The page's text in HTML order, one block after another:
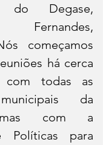
Degase,
começamos
há cerca
todas as
da
mas com a
Políticas para